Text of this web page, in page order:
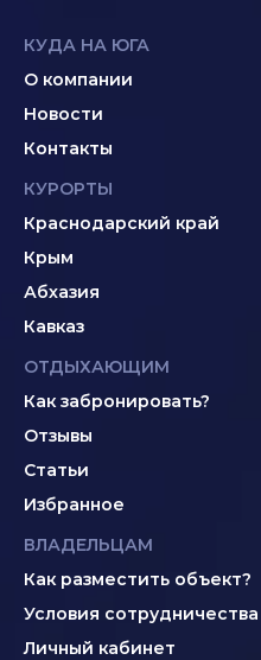
КУДА НА ЮГА
О компании
Новости
Контакты
КУРОРТЫ
Краснодарский край
Крым
Абхазия
Кавказ
ОТДЫХАЮЩИМ
Как забронировать?
Отзывы
Статьи
Избранное
ВЛАДЕЛЬЦАМ
Как разместить объект?
Условия сотрудничества
Личный кабинет